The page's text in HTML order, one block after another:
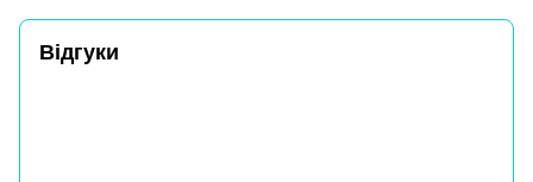
Відгуки